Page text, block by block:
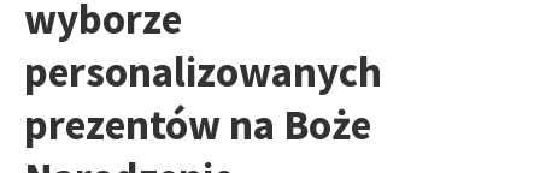
wyborze
personalizowanych
prezentów na Boże